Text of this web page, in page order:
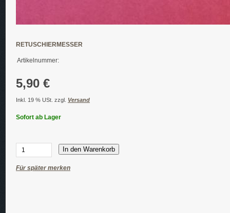
RETUSCHIERMESSER
Artikelnummer:
5,90 €
Inkl. 19 % USt. zzgl. Versand
Sofort ab Lager
In den Warenkorb
Für später merken